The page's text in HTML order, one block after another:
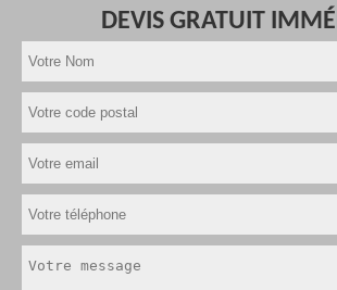
DEVIS GRATUIT